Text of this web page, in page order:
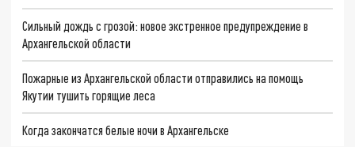
Сильный дождь с грозой: новое экстренное предупреждение в
Архангельской области
Пожарные из Архангельской области отправились на помощь
Якутии тушить горящие леса
Когда закончатся белые ночи в Архангельске